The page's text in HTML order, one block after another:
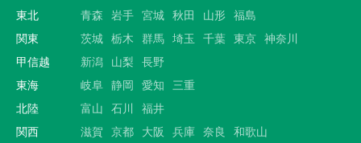
東北
青森 岩手 宮城 秋田 山形 福島
関東
茨城 栃木 群馬 埼玉 千葉 東京 神奈川
甲信越
新潟 山梨
長野
東海
岐阜 静岡 愛知
三重
北陸
富山 石川
福井
関西
滋賀 京都 大阪 兵庫 奈良
和歌山